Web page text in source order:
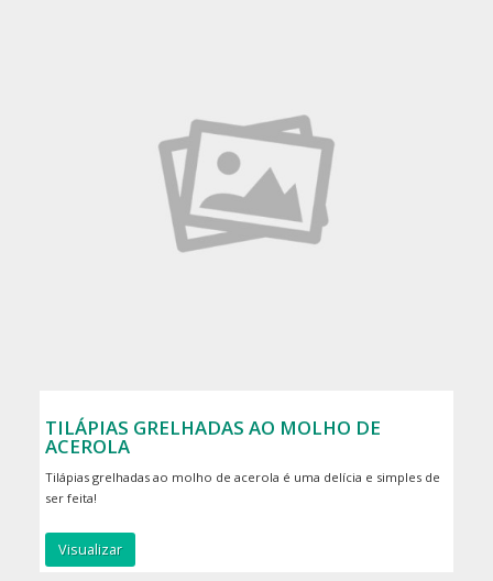
TILÁPIAS GRELHADAS AO MOLHO DE
ACEROLA
Tilápias grelhadas ao molho de acerola é uma delícia e simples de
ser feita!
Visualizar